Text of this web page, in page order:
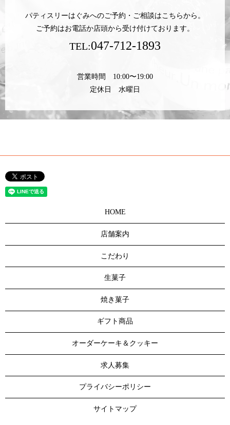
パティスリーはぐみへのご予約・ご相談はこちらから。
ご予約はお電話か店頭から受け付けております。
TEL:047-712-1893
営業時間 10:00〜19:00
定休日 水曜日
HOME
店舗案内
こだわり
生菓子
焼き菓子
ギフト商品
オーダーケーキ＆クッキー
求人募集
プライバシーポリシー
サイトマップ